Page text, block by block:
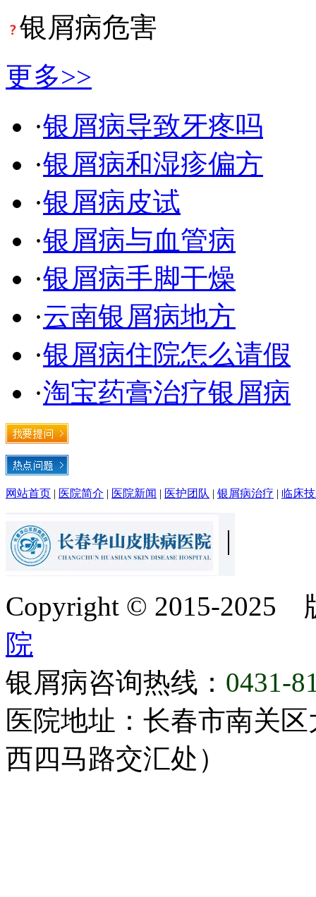
银屑病危害
更多>>
·银屑病导致牙疼吗
·银屑病和湿疹偏方
·银屑病皮试
·银屑病与血管病
·银屑病手脚干燥
·云南银屑病地方
·银屑病住院怎么请假
·淘宝药膏治疗银屑病
网站首页 | 医院简介 | 医院新闻 | 医护团队 | 银屑病治疗 | 临床
Copyright © 2015-2025
院
银屑病咨询热线： 0431-
医院地址：长春市南关
西四马路交汇处）